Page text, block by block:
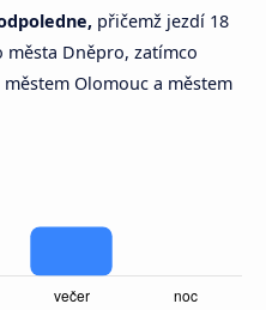
přičemž jezdí 18
Dněpro, zatímco
Olomouc a městem